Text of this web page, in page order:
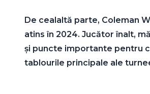
De cealaltă parte, Coleman
atins în 2024. Jucător înalt,
și puncte importante pentru
tablourile principale ale